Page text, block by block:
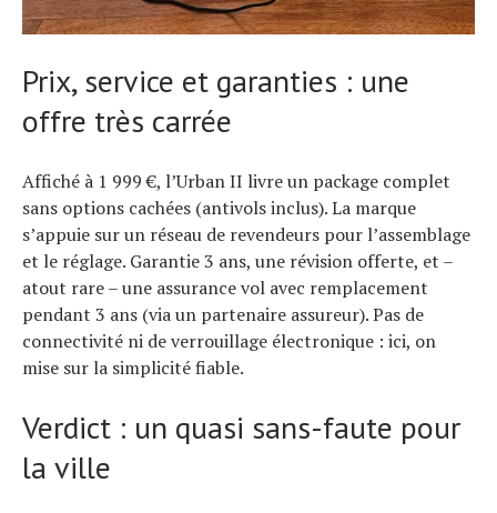
Prix, service et garanties : une
offre très carrée
Affiché à 1 999 €, l’Urban II livre un package complet
sans options cachées (antivols inclus). La marque
s’appuie sur un réseau de revendeurs pour l’assemblage
et le réglage. Garantie 3 ans, une révision offerte, et –
atout rare – une assurance vol avec remplacement
pendant 3 ans (via un partenaire assureur). Pas de
connectivité ni de verrouillage électronique : ici, on
mise sur la simplicité fiable.
Verdict : un quasi sans-faute pour
la ville